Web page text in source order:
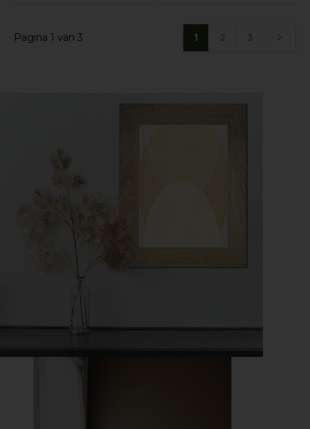
Pagina 1 van 3 1